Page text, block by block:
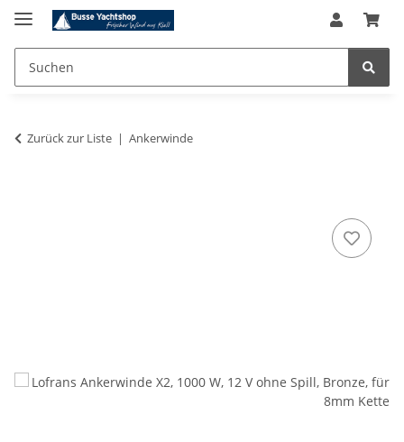
Zurück zur Liste Ankerwinde